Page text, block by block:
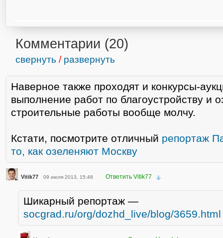
Комментарии (20)
свернуть / развернуть
Наверное также проходят и конкурсы-
выполнение работ по благоустройству и
строительные работы вообще молчу.
Кстати, посмотрите отличный репортаж
то, как озеленяют Москву
Vitik77 09 июля 2013, 15:48 Ответить Vitik77
Шикарный репортаж —
socgrad.ru/org/dozhd_live/blog/3659.html